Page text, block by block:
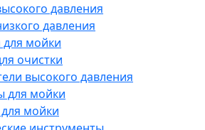
давления
давления
для мойки
очистки
высокого давления
для мойки
мойки